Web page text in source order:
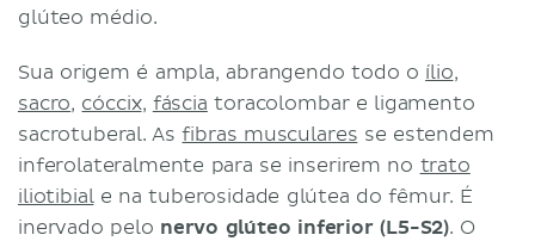
glúteo médio.
Sua origem é ampla, abrangendo todo o ílio,
sacro, cóccix, fáscia toracolombar e ligamento
sacrotuberal. Asfibras musculares se estendem
inferolateralmente para se inserirem no trato
iliotibiale na tuberosidade glútea do fêmur. É
inervado pelo nervo glúteo inferior (L5-S2). O